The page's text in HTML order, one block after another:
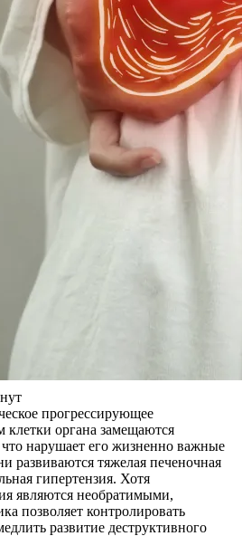
прогрессирующее
клетки органа замещаются
нарушает его жизненно важные
развиваются тяжелая печеночная
гипертензия. Хотя
являются необратимыми,
позволяет контролировать
развитие деструктивного